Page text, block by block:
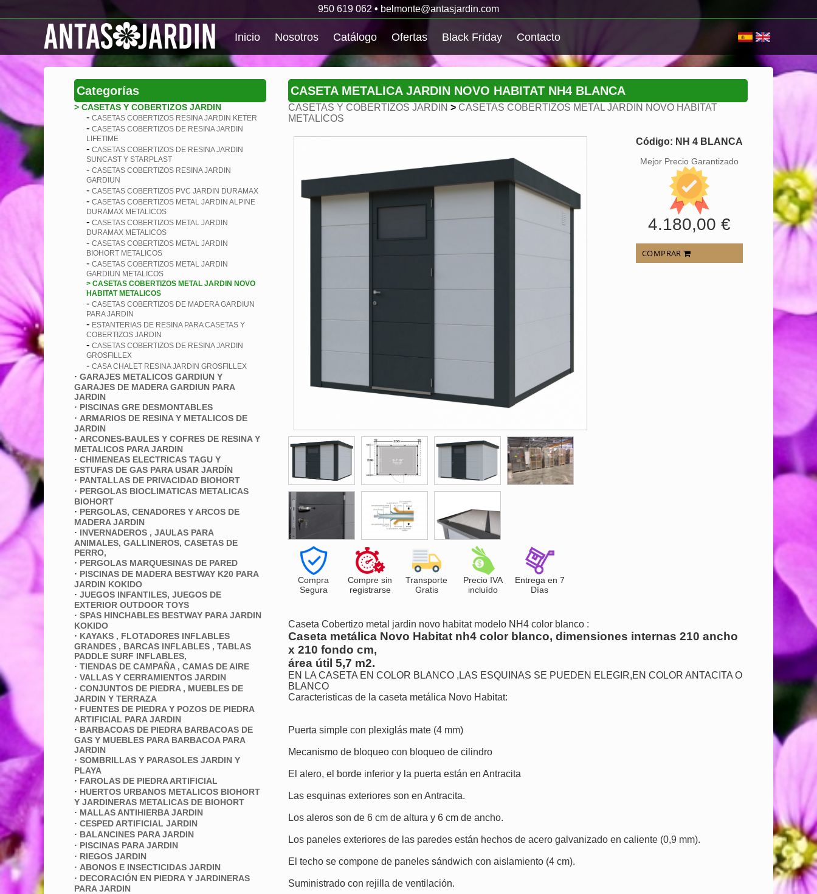
950 619 062 • belmonte@antasjardin.com
Inicio Nosotros Catálogo Ofertas Black Friday Contacto
Categorías
> CASETAS Y COBERTIZOS JARDIN
- CASETAS COBERTIZOS RESINA JARDIN KETER
- CASETAS COBERTIZOS DE RESINA JARDIN
LIFETIME
- CASETAS COBERTIZOS DE RESINA JARDIN
SUNCAST Y STARPLAST
- CASETAS COBERTIZOS RESINA JARDIN
GARDIUN
- CASETAS COBERTIZOS PVC JARDIN DURAMAX
- CASETAS COBERTIZOS METAL JARDIN ALPINE
DURAMAX METALICOS
- CASETAS COBERTIZOS METAL JARDIN
DURAMAX METALICOS
- CASETAS COBERTIZOS METAL JARDIN
BIOHORT METALICOS
- CASETAS COBERTIZOS METAL JARDIN
GARDIUN METALICOS
> CASETAS COBERTIZOS METAL JARDIN NOVO
HABITAT METALICOS
- CASETAS COBERTIZOS DE MADERA GARDIUN
PARA JARDIN
- ESTANTERIAS DE RESINA PARA CASETAS Y
COBERTIZOS JARDIN
- CASETAS COBERTIZOS DE RESINA JARDIN
GROSFILLEX
- CASA CHALET RESINA JARDIN GROSFILLEX
· GARAJES METALICOS GARDIUN Y
GARAJES DE MADERA GARDIUN PARA
JARDIN
· PISCINAS GRE DESMONTABLES
· ARMARIOS DE RESINA Y METALICOS DE
JARDIN
· ARCONES-BAULES Y COFRES DE RESINA Y
METALICOS PARA JARDIN
· CHIMENEAS ELECTRICAS TAGU Y
ESTUFAS DE GAS PARA USAR JARDÍN
· PANTALLAS DE PRIVACIDAD BIOHORT
· PERGOLAS BIOCLIMATICAS METALICAS
BIOHORT
· PERGOLAS, CENADORES Y ARCOS DE
MADERA JARDIN
· INVERNADEROS , JAULAS PARA
ANIMALES, GALLINEROS, CASETAS DE
PERRO,
· PERGOLAS MARQUESINAS DE PARED
· PISCINAS DE MADERA BESTWAY K20 PARA
JARDIN KOKIDO
· JUEGOS INFANTILES, JUEGOS DE
EXTERIOR OUTDOOR TOYS
· SPAS HINCHABLES BESTWAY PARA JARDIN
KOKIDO
· KAYAKS , FLOTADORES INFLABLES
GRANDES , BARCAS INFLABLES , TABLAS
PADDLE SURF INFLABLES,
· TIENDAS DE CAMPAÑA , CAMAS DE AIRE
· VALLAS Y CERRAMIENTOS JARDIN
· CONJUNTOS DE PIEDRA , MUEBLES DE
JARDIN Y TERRAZA
· FUENTES DE PIEDRA Y POZOS DE PIEDRA
ARTIFICIAL PARA JARDIN
· BARBACOAS DE PIEDRA BARBACOAS DE
GAS Y MUEBLES PARA BARBACOA PARA
JARDIN
· SOMBRILLAS Y PARASOLES JARDIN Y
PLAYA
· FAROLAS DE PIEDRA ARTIFICIAL
· HUERTOS URBANOS METALICOS BIOHORT
Y JARDINERAS METALICAS DE BIOHORT
· MALLAS ANTIHIERBA JARDIN
· CESPED ARTIFICIAL JARDIN
· BALANCINES PARA JARDIN
· PISCINAS PARA JARDIN
· RIEGOS JARDIN
· ABONOS E INSECTICIDAS JARDIN
· DECORACIÓN EN PIEDRA Y JARDINERAS
PARA JARDIN
CASETA METALICA JARDIN NOVO HABITAT NH4 BLANCA
CASETAS Y COBERTIZOS JARDIN > CASETAS COBERTIZOS METAL JARDIN NOVO HABITAT
METALICOS
Compra
Segura
Compre sin
registrarse
Transporte
Gratis
Precio IVA
incluído
Entrega en 7
Días
Código: NH 4 BLANCA
Mejor Precio Garantizado
4.180,00 €
COMPRAR
Caseta Cobertizo metal jardin novo habitat modelo NH4 color blanco :
Caseta metálica Novo Habitat nh4 color blanco, dimensiones internas 210 ancho
x 210 fondo cm,
área útil 5,7 m2.
EN LA CASETA EN COLOR BLANCO ,LAS ESQUINAS SE PUEDEN ELEGIR,EN COLOR ANTACITA O
BLANCO
Caracteristicas de la caseta metálica Novo Habitat:
Puerta simple con plexiglás mate (4 mm)
Mecanismo de bloqueo con bloqueo de cilindro
El alero, el borde inferior y la puerta están en Antracita
Las esquinas exteriores son en Antracita.
Los aleros son de 6 cm de altura y 6 cm de ancho.
Los paneles exteriores de las paredes están hechos de acero galvanizado en caliente (0,9 mm).
El techo se compone de paneles sándwich con aislamiento (4 cm).
Suministrado con rejilla de ventilación.